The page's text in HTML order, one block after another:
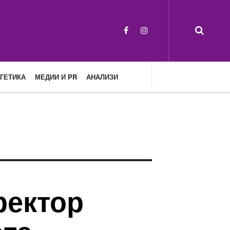
МЕДИИ И PR АНАЛИЗИ